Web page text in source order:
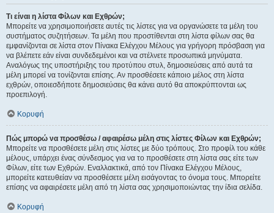
Τι είναι η λίστα Φίλων και Εχθρών;
Μπορείτε να χρησιμοποιήσετε αυτές τις λίστες για να οργανώσετε τα μέλη του
συστήματος συζητήσεων. Τα μέλη που προστίθενται στη λίστα φίλων σας θα
εμφανίζονται σε λίστα στον Πίνακα Ελέγχου Μέλους για γρήγορη πρόσβαση για
να βλέπετε εάν είναι συνδεδεμένοι και να στέλνετε προσωπικά μηνύματα.
Αναλόγως της υποστήριξης του προτύπου στυλ, δημοσιεύσεις από αυτά τα
μέλη μπορεί να τονίζονται επίσης. Αν προσθέσετε κάποιο μέλος στη λίστα
εχθρών, οποιεσδήποτε δημοσιεύσεις θα κάνει αυτό θα αποκρύπτονται ως
προεπιλογή.
Κορυφή
Πώς μπορώ να προσθέσω / αφαιρέσω μέλη στις λίστες Φίλων και Εχθρών;
Μπορείτε να προσθέσετε μέλη στις λίστες με δύο τρόπους. Στο προφίλ του κάθε
μέλους, υπάρχει ένας σύνδεσμος για να το προσθέσετε στη λίστα σας είτε των
Φίλων, είτε των Εχθρών. Εναλλακτικά, από τον Πίνακα Ελέγχου Μέλους,
μπορείτε κατευθείαν να προσθέσετε μέλη εισάγοντας το όνομα τους. Μπορείτε
επίσης να αφαιρέσετε μέλη από τη λίστα σας χρησιμοποιώντας την ίδια σελίδα.
Κορυφή